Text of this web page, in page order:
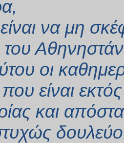
να μη
οι
είναι
και